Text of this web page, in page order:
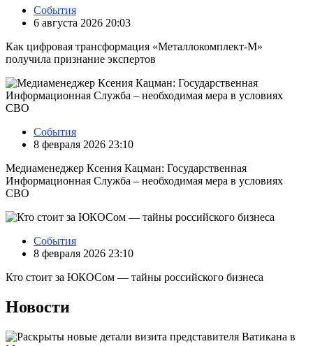
События
6 августа 2026 20:03
Как цифровая трансформация «Металлокомплект-М»
получила признание экспертов
События
8 февраля 2026 23:10
Медиаменеджер Ксения Кацман: Государственная
Информационная Служба – необходимая мера в условиях
СВО
События
8 февраля 2026 23:10
Кто стоит за ЮКОСом — тайны российского бизнеса
Новости